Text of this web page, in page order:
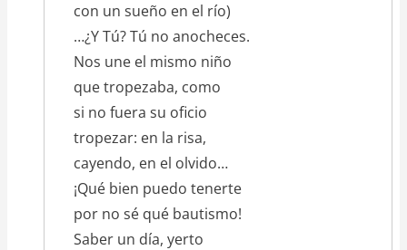
con un sueño en el río)
…¿Y Tú? Tú no anocheces.
Nos une el mismo niño
que tropezaba, como
si no fuera su oficio
tropezar: en la risa,
cayendo, en el olvido…
¡Qué bien puedo tenerte
por no sé qué bautismo!
Saber un día, yerto